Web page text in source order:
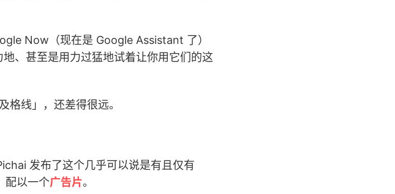
Now（现在是 Google Assistant 了）
、甚至是用力过猛地试着让你用它们的这
格线」，还差得很远。
发布了这个几乎可以说是有且仅有
配以一个广告片。